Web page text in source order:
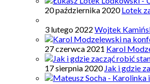
20 października 2020 Lotek
3 lutego 2022 Wojtek
27 czerwca 2021 Karol
17 sierpnia 2020 Jak i gdzie